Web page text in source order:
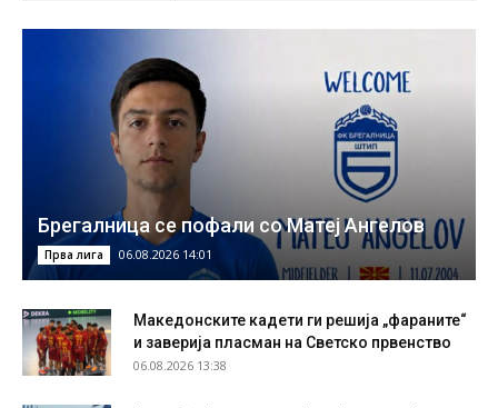
Брегалница се пофали со Матеј Ангелов
Прва лига 06.08.2026 14:01
Македонските кадети ги решија „фараните“
и заверија пласман на Светско првенство
06.08.2026 13:38